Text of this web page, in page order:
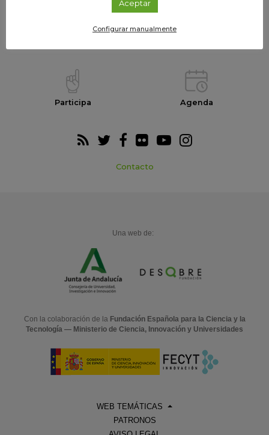
Participa Agenda
Contacto
Una web de:
Con la colaboración de la Fundación Española para la Ciencia y la
Tecnología — Ministerio de Ciencia, Innovación y Universidades
WEB TEMÁTICAS
PATRONOS
Aceptar
Configurar manualmente